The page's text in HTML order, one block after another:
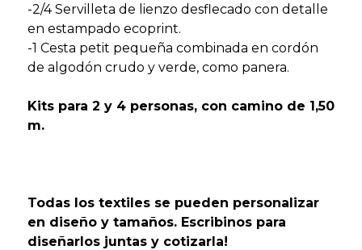
-2/4 Servilleta de lienzo desflecado con detalle
en estampado ecoprint.
-1 Cesta petit pequeña combinada en cordón
de algodón crudo y verde, como panera.
Kits para 2 y 4 personas, con camino de 1,50
m.
Todas los textiles se pueden personalizar
en diseño y tamaños. Escribinos para
diseñarlos juntas y cotizarla!